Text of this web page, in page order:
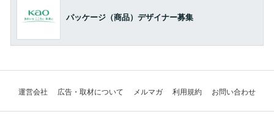
パッケージ（商品）デザイナー募集
運営会社 広告・取材について メルマガ 利用規約 お問い合わせ